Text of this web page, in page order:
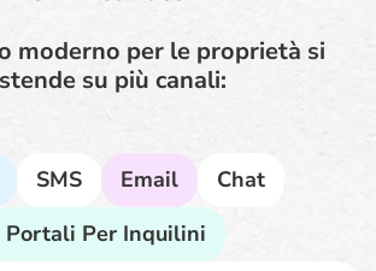
moderno per le proprietà si
su più canali:
SMS Email
Chat
Portali Per Inquilini